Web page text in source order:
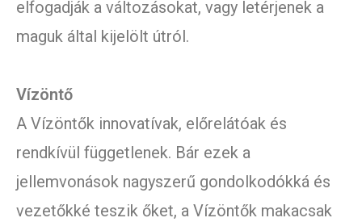
elfogadják a változásokat, vagy letérjenek a
maguk által kijelölt útról.
Vízöntő
A Vízöntők innovatívak, előrelátóak és
rendkívül függetlenek. Bár ezek a
jellemvonások nagyszerű gondolkodókká és
vezetőkké teszik őket, a Vízöntők makacsak